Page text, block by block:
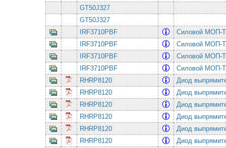
GT50J327
GT50J327
IRF3710PBF
Силовой МОП-
IRF3710PBF
Силовой МОП-
IRF3710PBF
Силовой МОП-
IRF3710PBF
Силовой МОП-
RHRP8120
Диод
RHRP8120
Диод
RHRP8120
Диод
RHRP8120
Диод
RHRP8120
Диод
RHRP8120
Диод